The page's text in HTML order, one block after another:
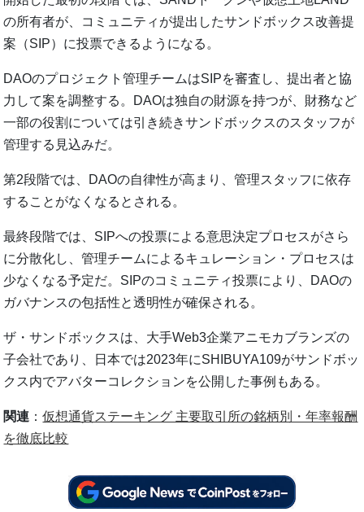
の所有者が、コミュニティが提出したサンドボックス改善提
案（SIP）に投票できるようになる。
DAOのプロジェクト管理チームはSIPを審査し、提出者と協
力して案を調整する。DAOは独自の財源を持つが、財務など
一部の役割については引き続きサンドボックスのスタッフが
管理する見込みだ。
第2段階では、DAOの自律性が高まり、管理スタッフに依存
することがなくなるとされる。
最終段階では、SIPへの投票による意思決定プロセスがさら
に分散化し、管理チームによるキュレーション・プロセスは
少なくなる予定だ。SIPのコミュニティ投票により、DAOの
ガバナンスの包括性と透明性が確保される。
ザ・サンドボックスは、大手Web3企業アニモカブランズの
子会社であり、日本では2023年にSHIBUYA109がサンドボッ
クス内でアバターコレクションを公開した事例もある。
関連 ：仮想通貨ステーキング 主要取引所の銘柄別・年率報酬
を徹底比較